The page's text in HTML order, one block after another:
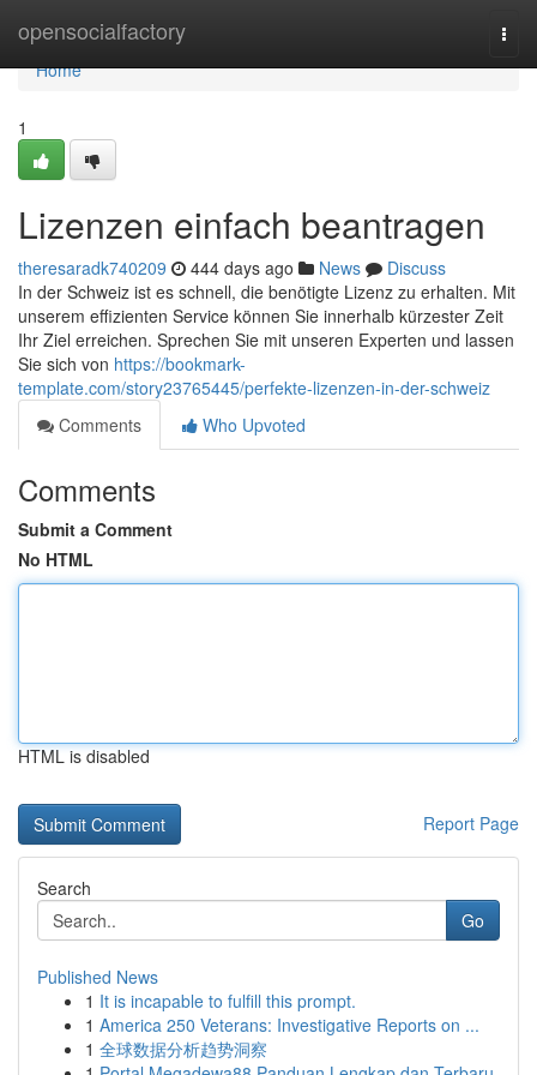
opensocialfactory
Home
Home
1
Lizenzen einfach beantragen
theresaradk740209 444 days ago News
Discuss
In der Schweiz ist es schnell, die benötigte Lizenz zu erhalten. Mit
unserem effizienten Service können Sie innerhalb kürzester Zeit
Ihr Ziel erreichen. Sprechen Sie mit unseren Experten und lassen
Sie sich von https://bookmark-
template.com/story23765445/perfekte-lizenzen-in-der-schweiz
Comments
Who Upvoted
Comments
Submit a Comment
No HTML
HTML is disabled
Report Page
Search
Go
Published News
1 It is incapable to fulfill this prompt.
1 America 250 Veterans: Investigative Reports on ...
1 全球数据分析趋势洞察